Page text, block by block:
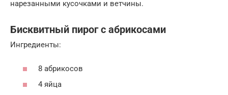
нарезанными кусочками и ветчины.
Бисквитный пирог с абрикосами
Ингредиенты:
8 абрикосов
4 яйца